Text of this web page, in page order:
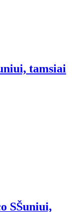
tamsiai
SŠuniui,